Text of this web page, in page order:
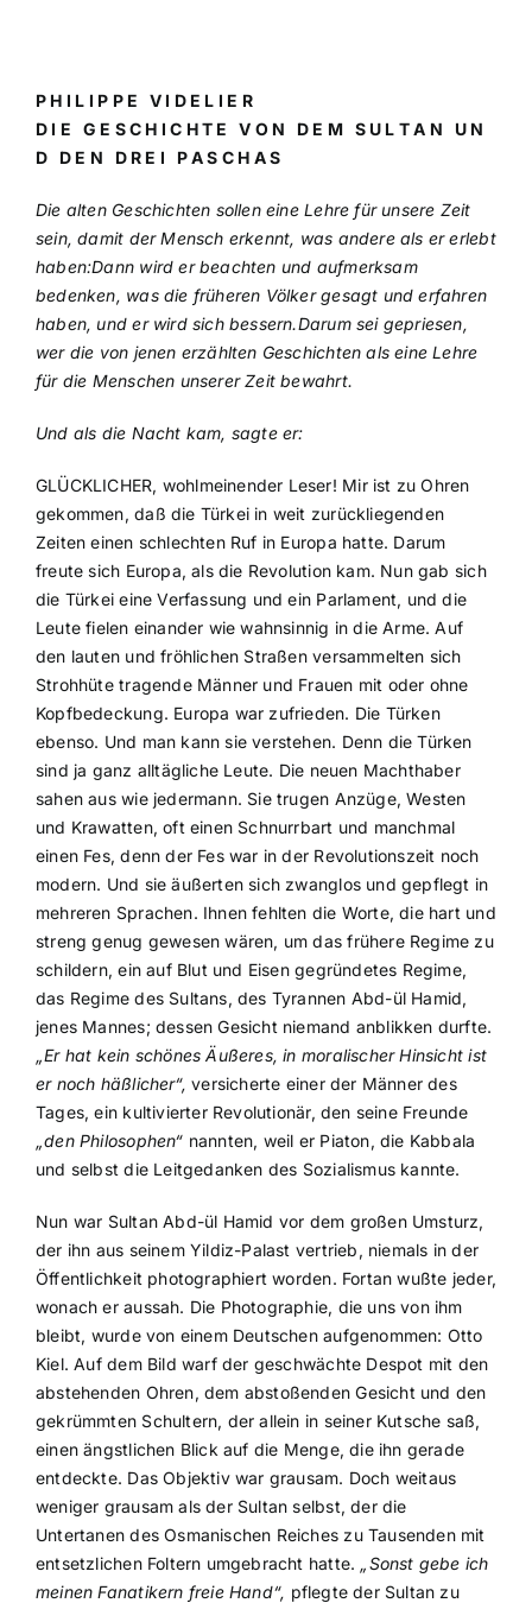
P H I L I P P E V I D E L I E R
D I E G E S C H I C H T E V O N D E M S U L T A N U N
D D E N D R E I P A S C H A S
Die alten Geschichten sollen eine Lehre für unsere Zeit
sein, damit der Mensch erkennt, was andere als er erlebt
haben:Dann wird er beachten und aufmerksam
bedenken, was die früheren Völker gesagt und erfahren
haben, und er wird sich bessern.Darum sei gepriesen,
wer die von jenen erzählten Geschichten als eine Lehre
für die Menschen unserer Zeit bewahrt.
Und als die Nacht kam, sagte er:
GLÜCKLICHER, wohlmeinender Leser! Mir ist zu Ohren
gekommen, daß die Türkei in weit zurückliegenden
Zeiten einen schlechten Ruf in Europa hatte. Darum
freute sich Europa, als die Revolution kam. Nun gab sich
die Türkei eine Verfassung und ein Parlament, und die
Leute fielen einander wie wahnsinnig in die Arme. Auf
den lauten und fröhlichen Straßen versammelten sich
Strohhüte tragende Männer und Frauen mit oder ohne
Kopfbedeckung. Europa war zufrieden. Die Türken
ebenso. Und man kann sie verstehen. Denn die Türken
sind ja ganz alltägliche Leute. Die neuen Machthaber
sahen aus wie jedermann. Sie trugen Anzüge, Westen
und Krawatten, oft einen Schnurrbart und manchmal
einen Fes, denn der Fes war in der Revolutionszeit noch
modern. Und sie äußerten sich zwanglos und gepflegt in
mehreren Sprachen. Ihnen fehlten die Worte, die hart und
streng genug gewesen wären, um das frühere Regime zu
schildern, ein auf Blut und Eisen gegründetes Regime,
das Regime des Sultans, des Tyrannen Abd-ül Hamid,
jenes Mannes; dessen Gesicht niemand anblikken durfte.
„Er hat kein schönes Äußeres, in moralischer Hinsicht ist
er noch häßlicher“, versicherte einer der Männer des
Tages, ein kultivierter Revolutionär, den seine Freunde
„den Philosophen“ nannten, weil er Piaton, die Kabbala
und selbst die Leitgedanken des Sozialismus kannte.
Nun war Sultan Abd-ül Hamid vor dem großen Umsturz,
der ihn aus seinem Yildiz-Palast vertrieb, niemals in der
Öffentlichkeit photographiert worden. Fortan wußte jeder,
wonach er aussah. Die Photographie, die uns von ihm
bleibt, wurde von einem Deutschen aufgenommen: Otto
Kiel. Auf dem Bild warf der geschwächte Despot mit den
abstehenden Ohren, dem abstoßenden Gesicht und den
gekrümmten Schultern, der allein in seiner Kutsche saß,
einen ängstlichen Blick auf die Menge, die ihn gerade
entdeckte. Das Objektiv war grausam. Doch weitaus
weniger grausam als der Sultan selbst, der die
Untertanen des Osmanischen Reiches zu Tausenden mit
entsetzlichen Foltern umgebracht hatte. „Sonst gebe ich
meinen Fanatikern freie Hand“, pflegte der Sultan zu